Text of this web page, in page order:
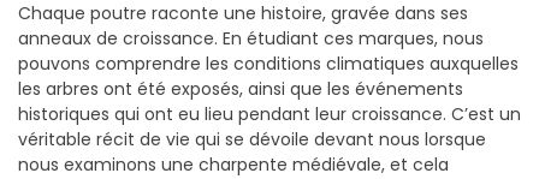
Chaque poutre raconte une histoire, gravée dans ses
anneaux de croissance. En étudiant ces marques, nous
pouvons comprendre les conditions climatiques auxquelles
les arbres ont été exposés, ainsi que les événements
historiques qui ont eu lieu pendant leur croissance. C’est un
véritable récit de vie qui se dévoile devant nous lorsque
nous examinons une charpente médiévale, et cela